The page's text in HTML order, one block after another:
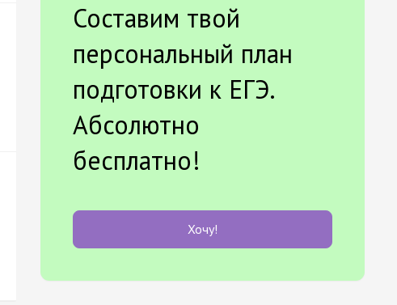
Составим твой
персональный план
подготовки к ЕГЭ.
Абсолютно
бесплатно!
Хочу!